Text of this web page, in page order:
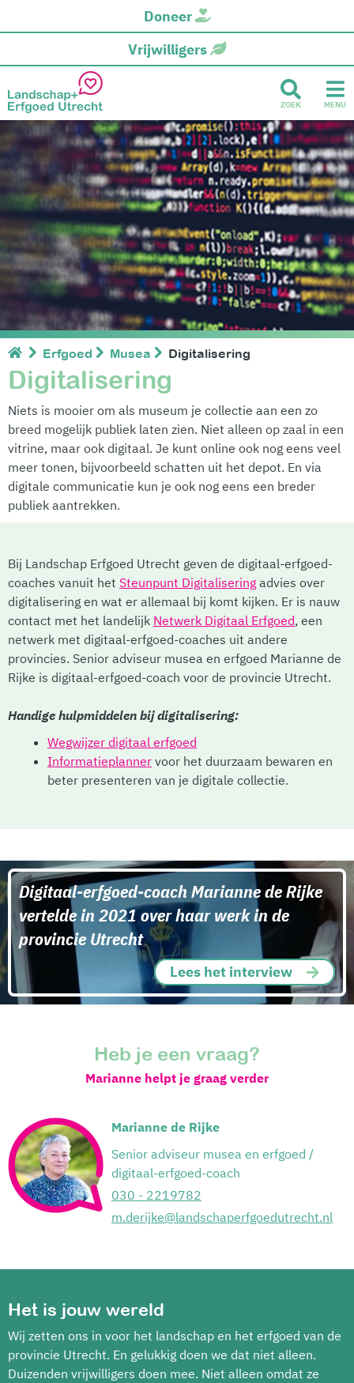
Doneer
Vrijwilligers
ZOEK MENU
Erfgoed Musea Digitalisering
Digitalisering
Niets is mooier om als museum je collectie aan een zo
breed mogelijk publiek laten zien. Niet alleen op zaal in een
vitrine, maar ook digitaal. Je kunt online ook nog eens veel
meer tonen, bijvoorbeeld schatten uit het depot. En via
digitale communicatie kun je ook nog eens een breder
publiek aantrekken.
Bij Landschap Erfgoed Utrecht geven de digitaal-erfgoed-
coaches vanuit het Steunpunt Digitalisering advies over
digitalisering en wat er allemaal bij komt kijken. Er is nauw
contact met het landelijk Netwerk Digitaal Erfgoed, een
netwerk met digitaal-erfgoed-coaches uit andere
provincies. Senior adviseur musea en erfgoed Marianne de
Rijke is digitaal-erfgoed-coach voor de provincie Utrecht.
Handige hulpmiddelen bij digitalisering:
Wegwijzer digitaal erfgoed
Informatieplanner voor het duurzaam bewaren en
beter presenteren van je digitale collectie.
Digitaal-erfgoed-coach Marianne de Rijke
vertelde in 2021 over haar werk in de
provincie Utrecht
Lees het interview
Heb je een vraag?
Marianne helpt je graag verder
Marianne de Rijke
Senior adviseur musea en erfgoed /
digitaal-erfgoed-coach
030 - 2219782
m.derijke@landschaperfgoedutrecht.nl
Het is jouw wereld
Wij zetten ons in voor het landschap en het erfgoed van de
provincie Utrecht. En gelukkig doen we dat niet alleen.
Duizenden vrijwilligers doen mee. Niet alleen omdat ze